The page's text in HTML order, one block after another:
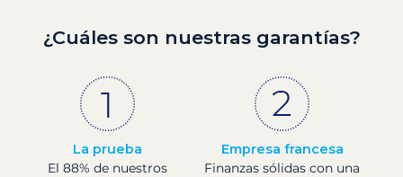
¿Cuáles son nuestras garantías?
La prueba
El 88% de nuestros
Empresa francesa
Finanzas sólidas con una